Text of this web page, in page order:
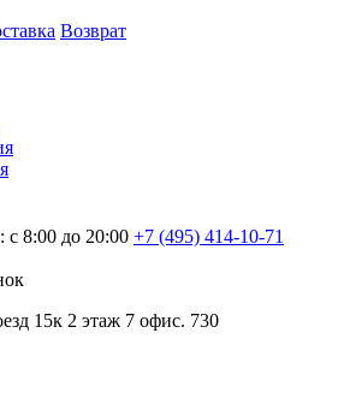
Возврат
с 8:00 до 20:00 +7 (495) 414-10-71
15к 2 этаж 7 офис. 730